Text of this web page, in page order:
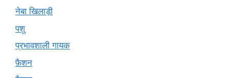
नेबा खिलाड़ी
पशु
प्रभावशाली गायक
फ़ैशन